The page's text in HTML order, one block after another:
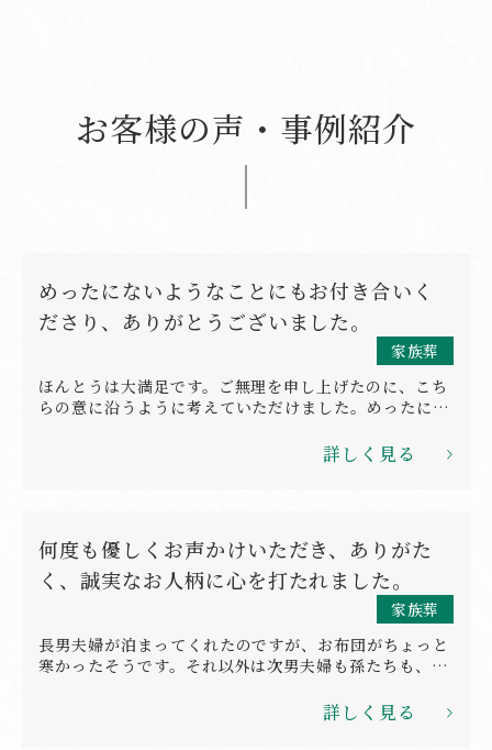
お客様の声・事例紹介
めったにないようなことにもお付き合いく
ださり、ありがとうございました。
家族葬
ほんとうは大満足です。ご無理を申し上げたのに、こち
らの意に沿うように考えていただけました。めったにな
いました。 お若いにもかかわらず、しっかりと対応して
いくださいました。 料金的にもっと優しければ100%で
詳しく見る
何度も優しくお声かけいただき、ありがた
く、誠実なお人柄に心を打たれました。
家族葬
長男夫婦が泊まってくれたのですが、お布団がちょっと
寒かったそうです。それ以外は次男夫婦も孫たちも、も
優しくお声かけいただき、ありがたく、誠実なお人柄に
心を打たれました。本当にありがとうございました。
詳しく見る